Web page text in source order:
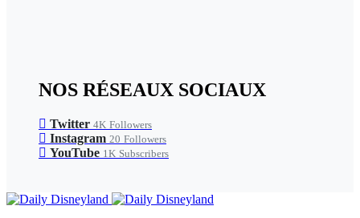
NOS RÉSEAUX SOCIAUX
Twitter 4K Followers
Instagram 20 Followers
YouTube 1K Subscribers